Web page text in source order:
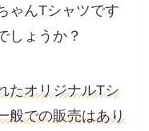
ゃんTシャツです
しょうか？
たオリジナルTシ
般での販売はあり